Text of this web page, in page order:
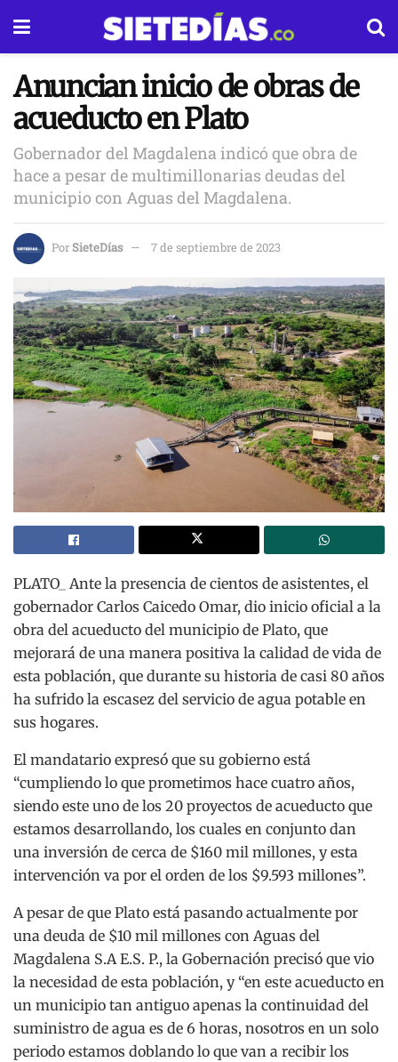
Anuncian inicio de obras de
acueducto en Plato
Gobernador del Magdalena indicó que obra de
hace a pesar de multimillonarias deudas del
municipio con Aguas del Magdalena.
PorSieteDías 7 de septiembre de 2023
PLATO_ Ante la presencia de cientos de asistentes, el
gobernador Carlos Caicedo Omar, dio inicio oficial a la
obra del acueducto del municipio de Plato, que
mejorará de una manera positiva la calidad de vida de
esta población, que durante su historia de casi 80 años
ha sufrido la escasez del servicio de agua potable en
sus hogares.
El mandatario expresó que su gobierno está
“cumpliendo lo que prometimos hace cuatro años,
siendo este uno de los 20 proyectos de acueducto que
estamos desarrollando, los cuales en conjunto dan
una inversión de cerca de $160 mil millones, y esta
intervención va por el orden de los $9.593 millones”.
A pesar de que Plato está pasando actualmente por
una deuda de $10 mil millones con Aguas del
Magdalena S.A E.S. P., la Gobernación precisó que vio
la necesidad de esta población, y “en este acueducto en
un municipio tan antiguo apenas la continuidad del
suministro de agua es de 6 horas, nosotros en un solo
periodo estamos doblando lo que van a recibir los